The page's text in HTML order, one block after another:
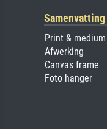
Samenvatting
Print & medium
Afwerking
Canvas frame
Foto hanger